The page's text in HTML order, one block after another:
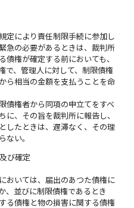
定により責任制限手続に参加し
急の必要があるときは、裁判所
債権が確定する前においても、
で、管理人に対して、制限債権
ら相当の金額を支払うことを命
債権者から同項の申立てをすべ
に、その旨を裁判所に報告し、
したときは、遅滞なく、その理
ない。
び確定
おいては、届出のあつた債権に
、並びに制限債権であるとき
る債権と物の損害に関する債権